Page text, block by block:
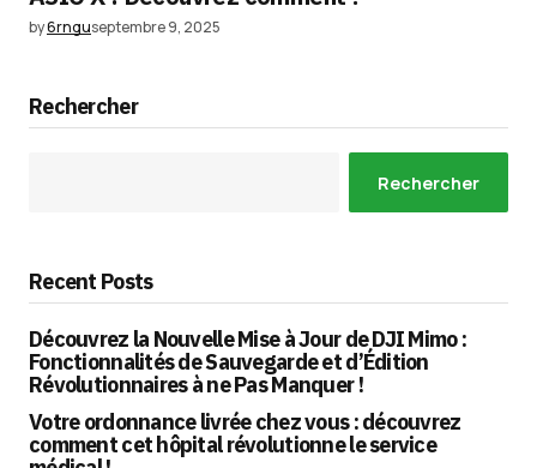
by6rnguseptembre 9, 2025
Rechercher
Rechercher
Recent Posts
Découvrez la Nouvelle Mise à Jour de DJI Mimo :
Fonctionnalités de Sauvegarde et d’Édition
Révolutionnaires à ne Pas Manquer !
Votre ordonnance livrée chez vous : découvrez
comment cet hôpital révolutionne le service